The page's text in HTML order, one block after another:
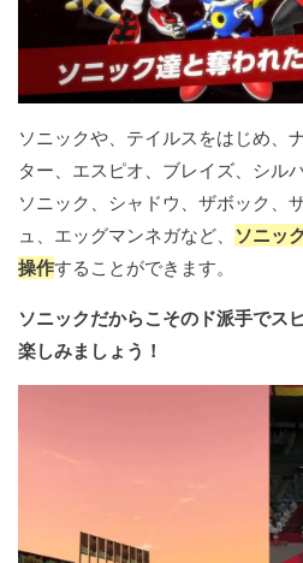
ソニックや、テイルスをはじめ、
ター、エスピオ、ブレイズ、シル
ソニック、シャドウ、ザボック、
ュ、エッグマンネガなど、
ソニッ
操作することができます。
ソニックだからこそのド派手でス
楽しみましょう！